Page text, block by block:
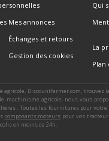
Mes annonces
Échanges et retours
Gestion des cookies
Qui
La
Plan
agricole, Discountfarmer.com,
machinisme agricole, nous vous
: Toutes les fournitures pour votre
composants moteurs pour vos
en moins de 24h.